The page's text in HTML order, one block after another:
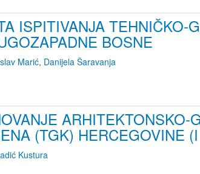
ISPITIVANJA
BOSNE
Marić, Danijela Šaravanja
(TGK) HERCEGOVINE
Kustura